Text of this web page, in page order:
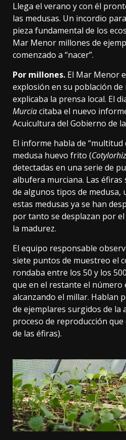
Llega el verano y con él
las medusas. Un incordio
pieza fundamental de los
Mar Menor millones de
comenzado a “nacer”.
Por millones. El Mar Menor
explosión en su población de
explicaba la prensa local. El
Murciacitaba el nuevo
Acuicultura del Gobierno de
El informe habla de “multitud
medusa huevo frito (
detectadas en una serie de
albufera murciana. Las
de algunos tipos de medusa,
estas medusas ya se han
por tanto se desplazan por
la madurez.
El equipo responsable
siete puntos de muestreo el
rondaba entre los 50 y los
que en el restante el número
alcanzando el millar. Hablan
de ejemplares surgidos de la
proceso de reproducción
de las éfiras).